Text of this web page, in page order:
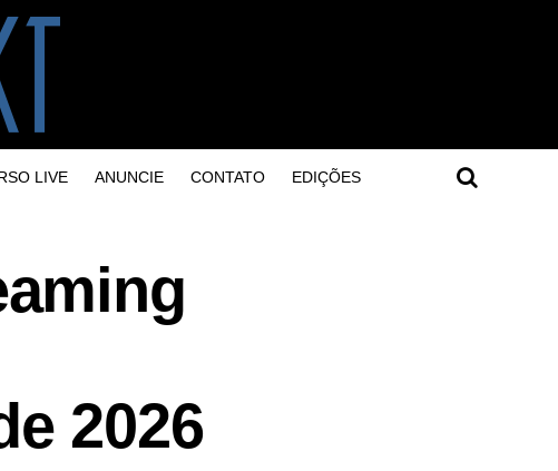
LIVE ANUNCIE CONTATO EDIÇÕES
2026